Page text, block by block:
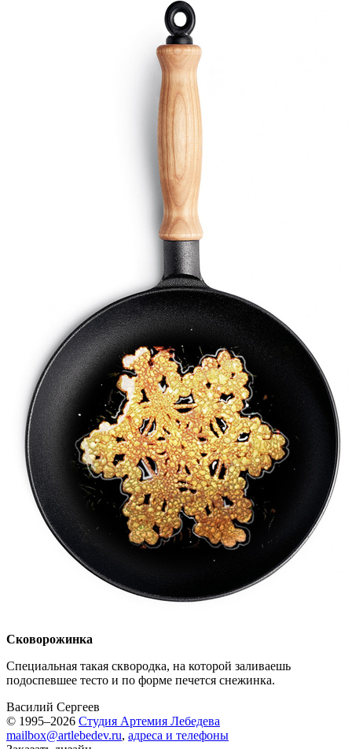
Сковорожинка
Специальная такая сквородка, на которой заливаешь
подоспевшее тесто и по форме печется снежинка.
Василий Сергеев
© 1995–2026 Студия Артемия Лебедева
mailbox@artlebedev.ru, адреса и телефоны